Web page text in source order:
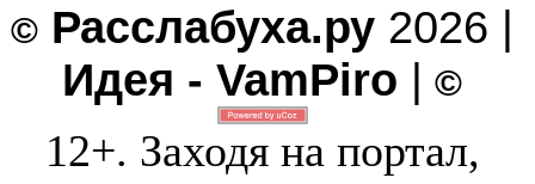
© Расслабуха.ру 2026 |
Идея - VamPiro | ©
12+. Заходя на портал,